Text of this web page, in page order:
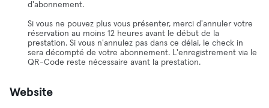
d'abonnement.
Si vous ne pouvez plus vous présenter, merci d'annuler votre
réservation au moins 12 heures avant le début de la
prestation. Si vous n'annulez pas dans ce délai, le check in
sera décompté de votre abonnement. L'enregistrement via le
QR-Code reste nécessaire avant la prestation.
Website